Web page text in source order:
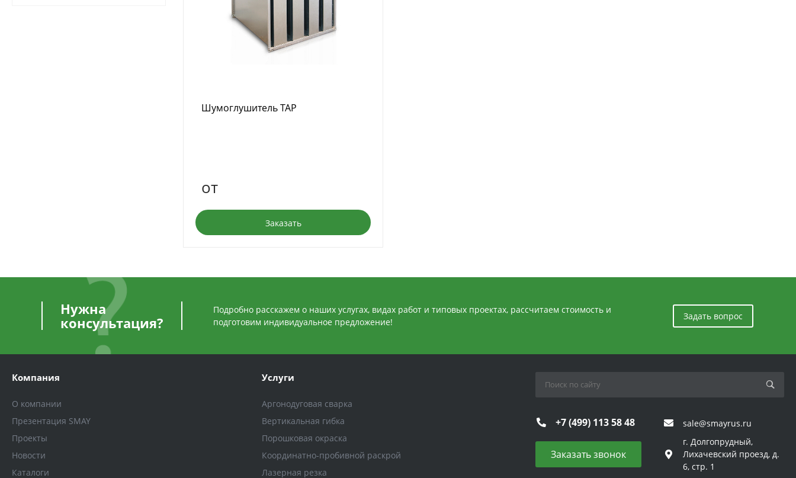
Шумоглушитель TAP
от
Заказать
Нужна
консультация?
Подробно расскажем о наших услугах, видах работ и типовых проектах, рассчитаем стоимость и
подготовим индивидуальное предложение!
Задать вопрос
Компания
О компании
Презентация SMAY
Проекты
Новости
Каталоги
Услуги
Аргонодуговая сварка
Вертикальная гибка
Порошковая окраска
Координатно-пробивной раскрой
Лазерная резка
+7 (499) 113 58 48 sale@smayrus.ru
Заказать звонок
г. Долгопрудный,
Лихачевский проезд, д.
6, стр. 1